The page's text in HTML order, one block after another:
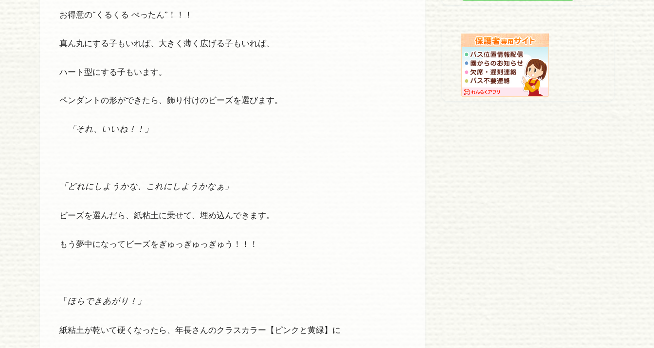
お得意の“くるくる ぺったん”！！！
真ん丸にする子もいれば、大きく薄く広げる子もいれば、
ハート型にする子もいます。
ペンダントの形ができたら、飾り付けのビーズを選びます。
「それ、いいね！！」
「どれにしようかな、これにしようかなぁ」
ビーズを選んだら、紙粘土に乗せて、埋め込んできます。
もう夢中になってビーズをぎゅっぎゅっぎゅう！！！
「ほらできあがり！」
紙粘土が乾いて硬くなったら、年長さんのクラスカラー【ピンクと黄緑】に